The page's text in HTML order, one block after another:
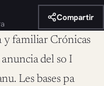
Compartir
y familiar Crónicas
anuncia del so I
Les bases pa